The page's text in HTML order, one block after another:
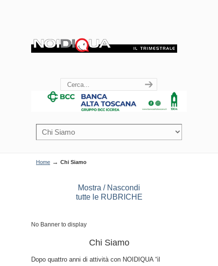
Home → Chi Siamo
Mostra / Nascondi
tutte le RUBRICHE
No Banner to display
Chi Siamo
Dopo quattro anni di attività con NOIDIQUA “il